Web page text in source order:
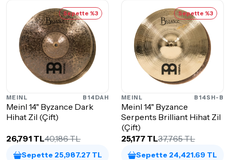
Sepette %3
MEINL B14DAH
Meinl 14" Byzance Dark
Hihat Zil (Çift)
26,791 TL40,186 TL
Sepette 25,987.27 TL
Sepette %3
MEINL B14SH-B
Meinl 14" Byzance
Serpents Brilliant Hihat Zil
(Çift)
25,177 TL37,765 TL
Sepette 24,421.69 TL